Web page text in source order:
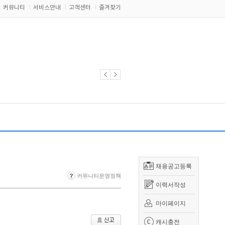
커뮤니티 서비스안내 고객센터 즐겨찾기
채용공고등록
이력서작성
마이페이지
캐시충전
커뮤니티운영정책